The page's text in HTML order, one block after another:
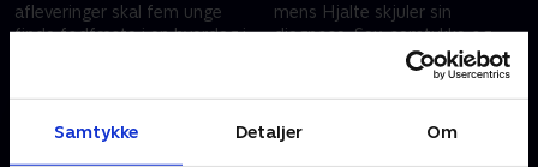
Samtykke Detaljer Om
afleveringer skal fem unge
finde fodfæste i en hverdag i
for ikke at passe ind.
mens Hjalte skjuler sin
diagnose. Sex, samtykke og
grænseløshed fylder hos de
unge, som har svært ved at
læse andre og sige fra.
Andre så også